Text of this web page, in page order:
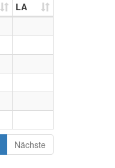
LA
Nächste